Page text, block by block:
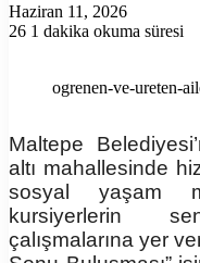
Haziran 11, 2026
26 1 dakika okuma süresi
ogrenen-ve-ureten-
Maltepe
altı mahallesinde
sosyal yaşam
kursiyerlerin
çalışmalarına yer